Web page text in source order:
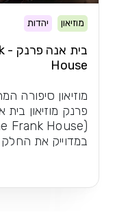
בית אנה פרנק - Anne Frank
סיפורה המרתק של אנה
בית אנה פרנק
(Anne Frank House) משחזר
את החלק הקדמי של